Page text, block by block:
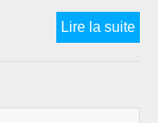
Lire la suite